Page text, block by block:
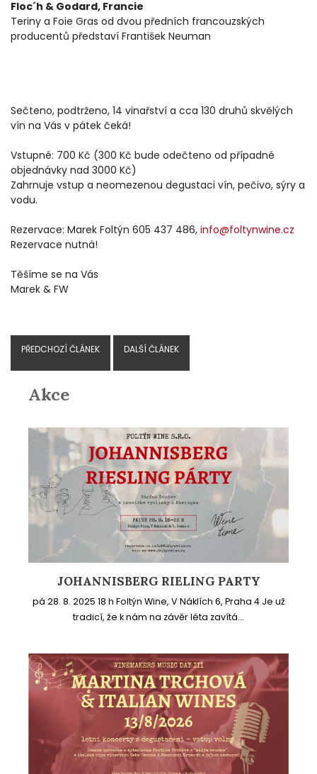
Floc´h & Godard, Francie
Teriny a Foie Gras od dvou předních francouzských
producentů představí František Neuman
Sečteno, podtrženo, 14 vinařství a cca 130 druhů skvělých
vín na Vás v pátek čeká!
Vstupné: 700 Kč (300 Kč bude odečteno od případné
objednávky nad 3000 Kč)
Zahrnuje vstup a neomezenou degustaci vín, pečivo, sýry a
vodu.
Rezervace: Marek Foltýn 605 437 486, info@foltynwine.cz
Rezervace nutná!
Těšíme se na Vás
Marek & FW
PŘEDCHOZÍ ČLÁNEK DALŠÍ ČLÁNEK
Akce
JOHANNISBERG RIELING PARTY
pá 28. 8. 2025 18 h Foltýn Wine, V Náklích 6, Praha 4 Je už
tradicí, že k nám na závěr léta zavítá...